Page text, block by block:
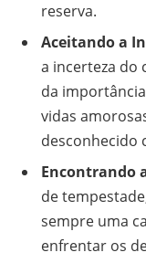
reserva.
Aceitando a
a incerteza do
da
vidas
desconhecido
Encontrando
de
sempre uma
enfrentar os